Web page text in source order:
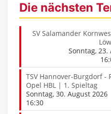
Die nächsten
SV Salamander
Sonntag, 23.
TSV Hannover-Burgdorf -
Opel HBL | 1. Spieltag
Sonntag, 30. August 2026
16:30